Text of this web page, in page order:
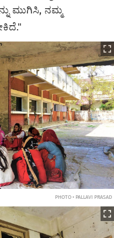
ಮುಗಿಸಿ, ನಮ್ಮ
PHOTO • PALLAVI PRASAD